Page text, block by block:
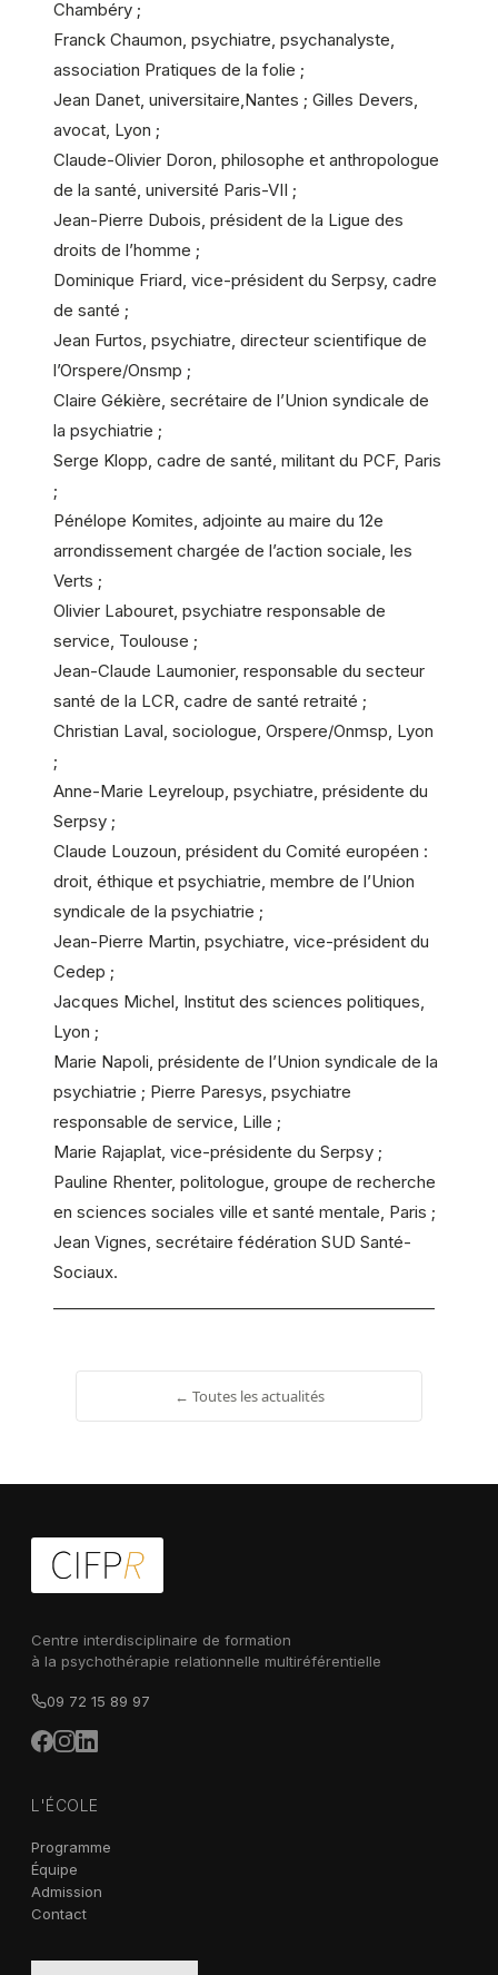
Chambéry ;
Franck Chaumon, psychiatre, psychanalyste,
association Pratiques de la folie ;
Jean Danet, universitaire,Nantes ; Gilles Devers,
avocat, Lyon ;
Claude-Olivier Doron, philosophe et anthropologue
de la santé, université Paris-VII ;
Jean-Pierre Dubois, président de la Ligue des
droits de l’homme ;
Dominique Friard, vice-président du Serpsy, cadre
de santé ;
Jean Furtos, psychiatre, directeur scientifique de
l’Orspere/Onsmp ;
Claire Gékière, secrétaire de l’Union syndicale de
la psychiatrie ;
Serge Klopp, cadre de santé, militant du PCF, Paris
;
Pénélope Komites, adjointe au maire du 12e
arrondissement chargée de l’action sociale, les
Verts ;
Olivier Labouret, psychiatre responsable de
service, Toulouse ;
Jean-Claude Laumonier, responsable du secteur
santé de la LCR, cadre de santé retraité ;
Christian Laval, sociologue, Orspere/Onmsp, Lyon
;
Anne-Marie Leyreloup, psychiatre, présidente du
Serpsy ;
Claude Louzoun, président du Comité européen :
droit, éthique et psychiatrie, membre de l’Union
syndicale de la psychiatrie ;
Jean-Pierre Martin, psychiatre, vice-président du
Cedep ;
Jacques Michel, Institut des sciences politiques,
Lyon ;
Marie Napoli, présidente de l’Union syndicale de la
psychiatrie ; Pierre Paresys, psychiatre
responsable de service, Lille ;
Marie Rajaplat, vice-présidente du Serpsy ;
Pauline Rhenter, politologue, groupe de recherche
en sciences sociales ville et santé mentale, Paris ;
Jean Vignes, secrétaire fédération SUD Santé-
Sociaux.
← Toutes les actualités
Centre interdisciplinaire de formation
à la psychothérapie relationnelle multiréférentielle
09 72 15 89 97
L'ÉCOLE
Programme
Équipe
Admission
Contact